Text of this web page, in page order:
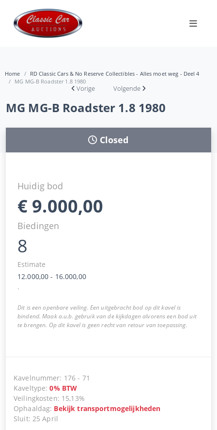
Home
RD Classic Cars & No Reserve Collectibles - Alles moet weg - Deel 4
MG MG-B Roadster 1.8 1980
Vorige Volgende
MG MG-B Roadster 1.8 1980
Closed
Huidig bod
€ 9.000,00
Biedingen
8
Estimate
12.000,00 - 16.000,00
.
Dit is een openbare veiling. Een uitgebracht bod op dit kavel is
bindend. Maak a.u.b. gebruik van de kijkdagen alvorens een bod uit
te brengen. Op dit kavel is geen recht van retour van toepassing.
Kavelnummer: 176 - 71
Kaveltype:0% BTW
Veilingkosten: 15,13%
Ophaaldag: Bekijk transportmogelijkheden
Sluit: 25 April